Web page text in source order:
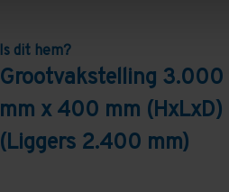
Is dit hem?
Grootvakstelling 3.000
mm x 400 mm
(Liggers 2.400 mm)